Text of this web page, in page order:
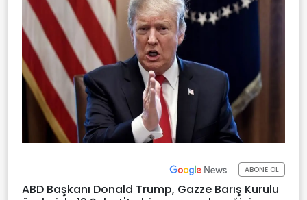
ABONE OL
ABD Başkanı Donald Trump, Gazze Barış Kurulu